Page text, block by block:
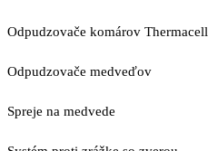
Odpudzovače komárov Thermacell
Odpudzovače medveďov
Spreje na medvede